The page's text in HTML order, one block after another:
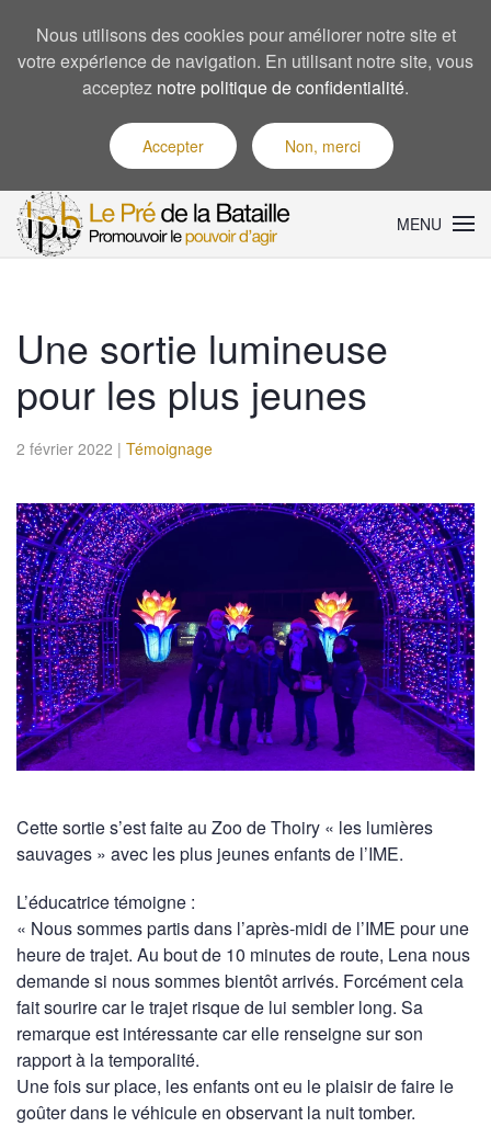
Nous utilisons des cookies pour améliorer notre site et
votre expérience de navigation. En utilisant notre site, vous
acceptez notre politique de confidentialité.
Accepter Non, merci
MENU
Une sortie lumineuse
pour les plus jeunes
2 février 2022 | Témoignage
Cette sortie s’est faite au Zoo de Thoiry « les lumières
sauvages » avec les plus jeunes enfants de l’IME.
L’éducatrice témoigne :
« Nous sommes partis dans l’après-midi de l’IME pour une
heure de trajet. Au bout de 10 minutes de route, Lena nous
demande si nous sommes bientôt arrivés. Forcément cela
fait sourire car le trajet risque de lui sembler long. Sa
remarque est intéressante car elle renseigne sur son
rapport à la temporalité.
Une fois sur place, les enfants ont eu le plaisir de faire le
goûter dans le véhicule en observant la nuit tomber.